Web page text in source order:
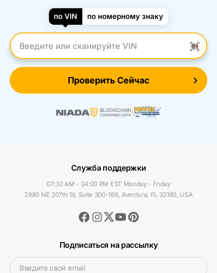
по VIN по номерному знаку
Введите VIN
Проверить Сейчас
Служба поддержки
07:30 AM - 04:00 PM EST Monday - Friday
2980 NE 207th St, Suite 300-189, Aventura, FL 33180, USA
Facebook
Instagram
TwitterYoutubePinterest
Подписаться на рассылку
Введите свой email